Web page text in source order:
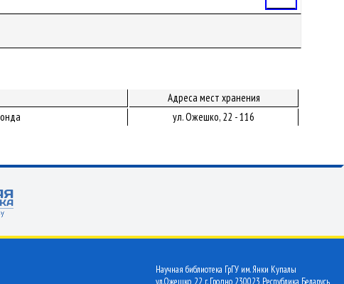
Адреса мест хранения
ул. Ожешко, 22 - 116
Научная библиотека ГрГУ им. Янки Купалы
ул.Ожешко, 22 г. Гродно 230023 Республика Беларусь